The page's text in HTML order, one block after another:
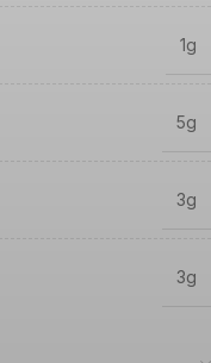
1g
5g
3g
3g